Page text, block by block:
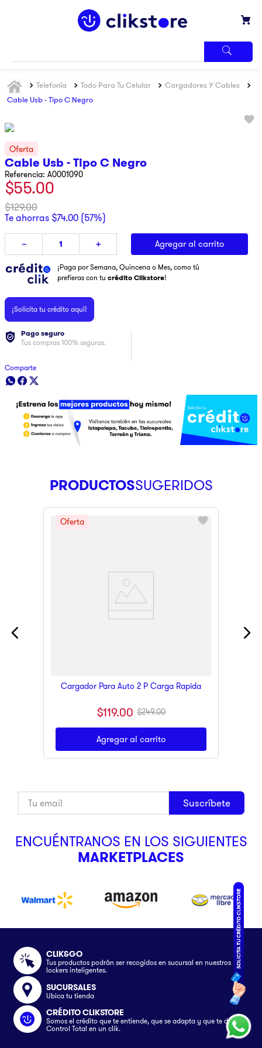
Telefonía Todo Para Tu Celular
Cargadores Y Cables
Cable Usb - Tipo C Negro
Cable Usb - Tipo C Negro
Referencia: A0001090
$55.00
$129.00
Te ahorras $74.00 (57%)
＋
－ Agregar al carrito
¡Paga por Semana, Quincena o Mes, como tú
prefieras con tu crédito Clikstore!
¡Solicita tu crédito aquí!
Pago seguro
Tus compras 100% seguras.
Comparte
PRODUCTOS
Cargador Para Auto 2 P Carga Rapida
$119.00 $249.00
Agregar al carrito
Suscríbete
ENCUÉNTRANOS EN LOS SIGUIENTES
MARKETPLACES
CLIK&GO
Tus productos podrán ser recogidos en sucursal en nuestros
lockers inteligentes.
SUCURSALES
Ubica tu tienda
CRÉDITO CLIKSTORE
Somos el crédito que te entiende, que se adapta y que te da el
Control Total en un clik.
MÁS
BUSCADOS
3.
4.
pantalla
5.
motos
6.
xbox
7.
ninja
8.
lavadora
.
pulsar
10. dji